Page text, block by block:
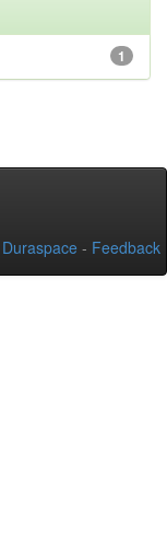
1
Duraspace - Feedback